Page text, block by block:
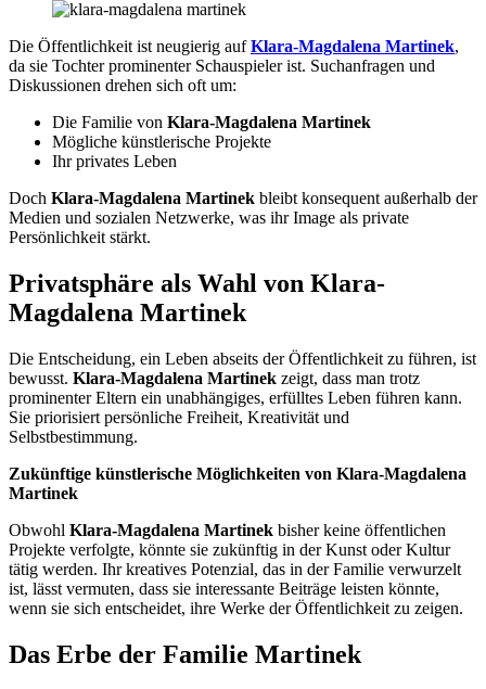
Die Öffentlichkeit ist neugierig aufKlara-Magdalena Martinek,
da sie Tochter prominenter Schauspieler ist. Suchanfragen und
Diskussionen drehen sich oft um:
Die Familie von Klara-Magdalena Martinek
Mögliche künstlerische Projekte
Ihr privates Leben
Doch Klara-Magdalena Martinek bleibt konsequent außerhalb der
Medien und sozialen Netzwerke, was ihr Image als private
Persönlichkeit stärkt.
Privatsphäre als Wahl von Klara-
Magdalena Martinek
Die Entscheidung, ein Leben abseits der Öffentlichkeit zu führen, ist
bewusst. Klara-Magdalena Martinek zeigt, dass man trotz
prominenter Eltern ein unabhängiges, erfülltes Leben führen kann.
Sie priorisiert persönliche Freiheit, Kreativität und
Selbstbestimmung.
Zukünftige künstlerische Möglichkeiten von Klara-Magdalena
Martinek
Obwohl Klara-Magdalena Martinek bisher keine öffentlichen
Projekte verfolgte, könnte sie zukünftig in der Kunst oder Kultur
tätig werden. Ihr kreatives Potenzial, das in der Familie verwurzelt
ist, lässt vermuten, dass sie interessante Beiträge leisten könnte,
wenn sie sich entscheidet, ihre Werke der Öffentlichkeit zu zeigen.
Das Erbe der Familie Martinek